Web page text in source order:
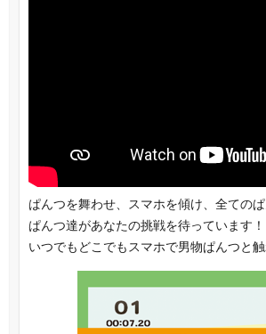
ぱんつを舞わせ、スマホを傾け、全てのぱ
ぱんつ達があなたの挑戦を待っています！
いつでもどこでもスマホで男物ぱんつと触